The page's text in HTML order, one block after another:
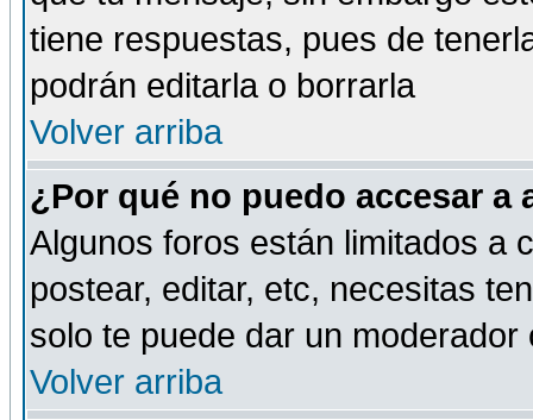
tiene respuestas, pues de
podrán editarla o borrarla
Volver arriba
¿Por qué no puedo accesar a
Algunos foros están limitados a
postear, editar, etc, necesitas
solo te puede dar un
Volver arriba